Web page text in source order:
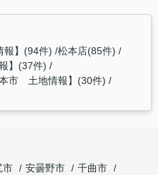
】(94件) 松本店(85件)
】(37件)
市 土地情報】(30件)
市 安曇野市
千曲市